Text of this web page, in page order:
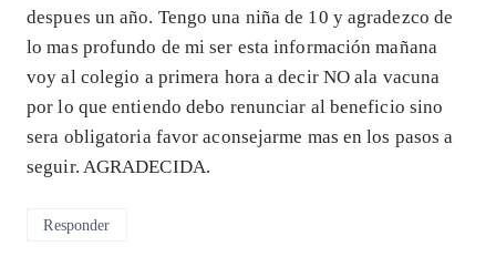
despues un año. Tengo una niña de 10 y agradezco de
lo mas profundo de mi ser esta información mañana
voy al colegio a primera hora a decir NO ala vacuna
por lo que entiendo debo renunciar al beneficio sino
sera obligatoria favor aconsejarme mas en los pasos a
seguir. AGRADECIDA.
Responder